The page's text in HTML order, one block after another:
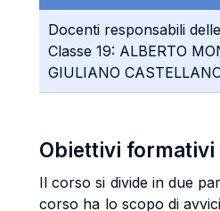
Docenti responsabili
Classe 19: ALBERTO
GIULIANO
Obiettivi formativi
Il corso si divide in due
corso ha lo scopo di